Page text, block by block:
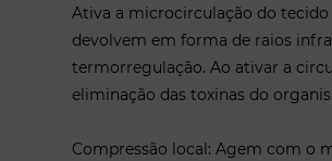
Ativa a microcirculação do
devolvem em forma de raios
termorregulação. Ao ativar a
eliminação das toxinas do
Compressão local: Agem com o